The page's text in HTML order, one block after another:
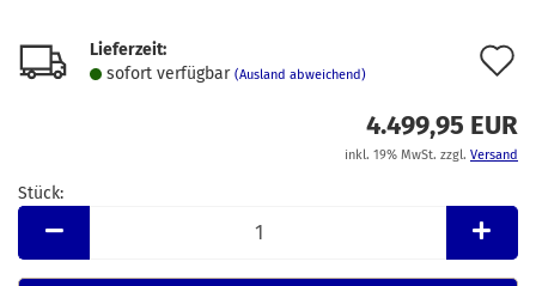
Lieferzeit:
sofort verfügbar (Ausland abweichend)
4.499,95 EUR
inkl. 19% MwSt. zzgl. Versand
Stück:
Stück